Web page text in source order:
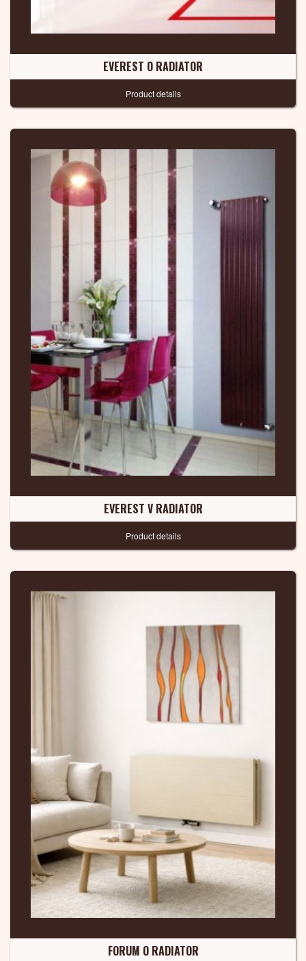
EVEREST O RADIATOR
Product details
EVEREST V RADIATOR
Product details
FORUM O RADIATOR